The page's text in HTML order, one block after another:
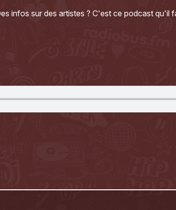
infos sur des artistes ? C'est ce podcast qu'il